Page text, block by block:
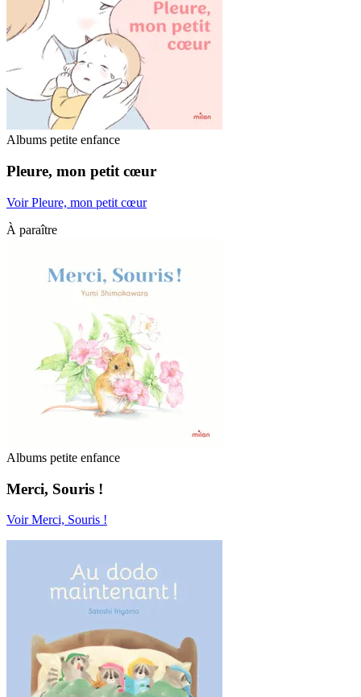
Albums petite enfance
Pleure, mon petit cœur
Voir Pleure, mon petit cœur
À paraître
Albums petite enfance
Merci, Souris !
Voir Merci, Souris !